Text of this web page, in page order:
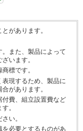
があります。
また、製品によって
います。
標です。
現するため、製品に
があります。
費、組立設置費など
。
い。
必要とするものがあ